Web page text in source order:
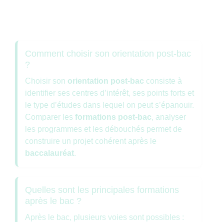
Comment choisir son orientation post-bac
?
Choisir son orientation post-bac consiste à
identifier ses centres d’intérêt, ses points forts et
le type d’études dans lequel on peut s’épanouir.
Comparer les formations post-bac, analyser
les programmes et les débouchés permet de
construire un projet cohérent après le
baccalauréat.
Quelles sont les principales formations
après le bac ?
Après le bac, plusieurs voies sont possibles :